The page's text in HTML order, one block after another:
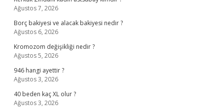
Ağustos 7, 2026
Borç bakiyesi ve alacak bakiyesi nedir ?
Ağustos 6, 2026
Kromozom değişikliği nedir ?
Ağustos 5, 2026
946 hangi ayettir ?
Ağustos 3, 2026
40 beden kaç XL olur ?
Ağustos 3, 2026